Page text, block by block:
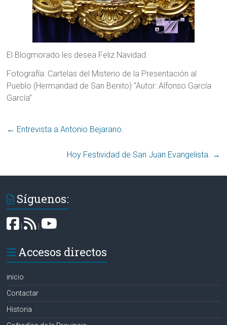
El Blogmorado les desea Feliz Navidad.
Fotografía: Cartelas del Misterio de la Presentación al
Pueblo (Hermandad de San Benito) “Autor: Alfonso García
García”
← Entrevista a Antonio Bejarano.
Hoy Festividad de San Juan Evangelista. →
Síguenos:
|
Accesos directos
inicio
Contactar
Historia